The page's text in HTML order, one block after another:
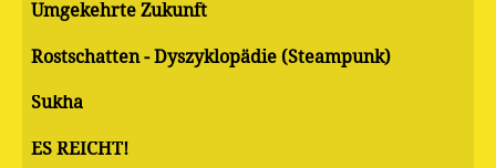
Umgekehrte Zukunft
Rostschatten - Dyszyklopädie (Steampunk)
Sukha
ES REICHT!